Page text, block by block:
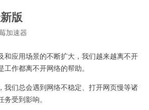
版
加速器
应用场景的不断扩大，我们越来越离不开
作都离不开网络的帮助。
们总会遇到网络不稳定、打开网页慢等诸
受到影响。